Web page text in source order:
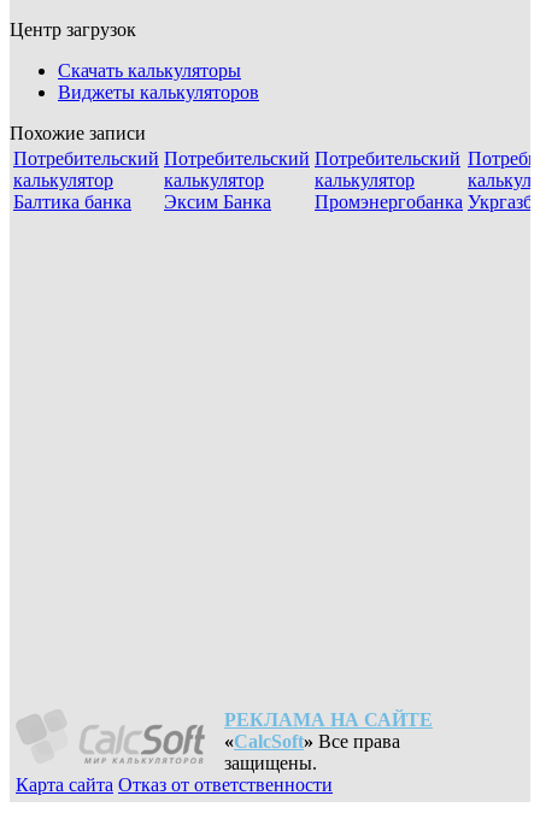
Центр загрузок
Скачать калькуляторы
Виджеты калькуляторов
Похожие записи
Потребительский
калькулятор
Балтика банка
Потребительский
калькулятор
Эксим Банка
Потребительский
калькулятор
Промэнергобанка
РЕКЛАМА НА САЙТЕ
«CalcSoft» Все права
защищены.
Карта сайта Отказ от ответственности